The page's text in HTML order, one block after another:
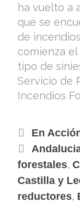
ha vuelto a
que se
de
comienza
tipo de
Servicio de
Incendios
En
forestales,
Castilla y
reductores,